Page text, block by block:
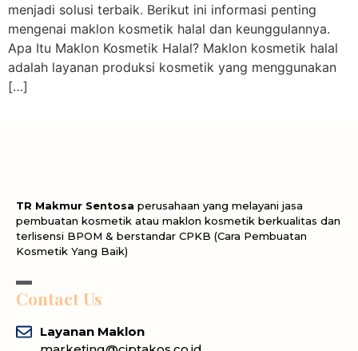
menjadi solusi terbaik. Berikut ini informasi penting
mengenai maklon kosmetik halal dan keunggulannya.
Apa Itu Maklon Kosmetik Halal? Maklon kosmetik halal
adalah layanan produksi kosmetik yang menggunakan
[…]
TR Makmur Sentosa perusahaan yang melayani jasa
pembuatan kosmetik atau maklon kosmetik berkualitas dan
terlisensi BPOM & berstandar CPKB (Cara Pembuatan
Kosmetik Yang Baik)
Contact Us
Layanan Maklon